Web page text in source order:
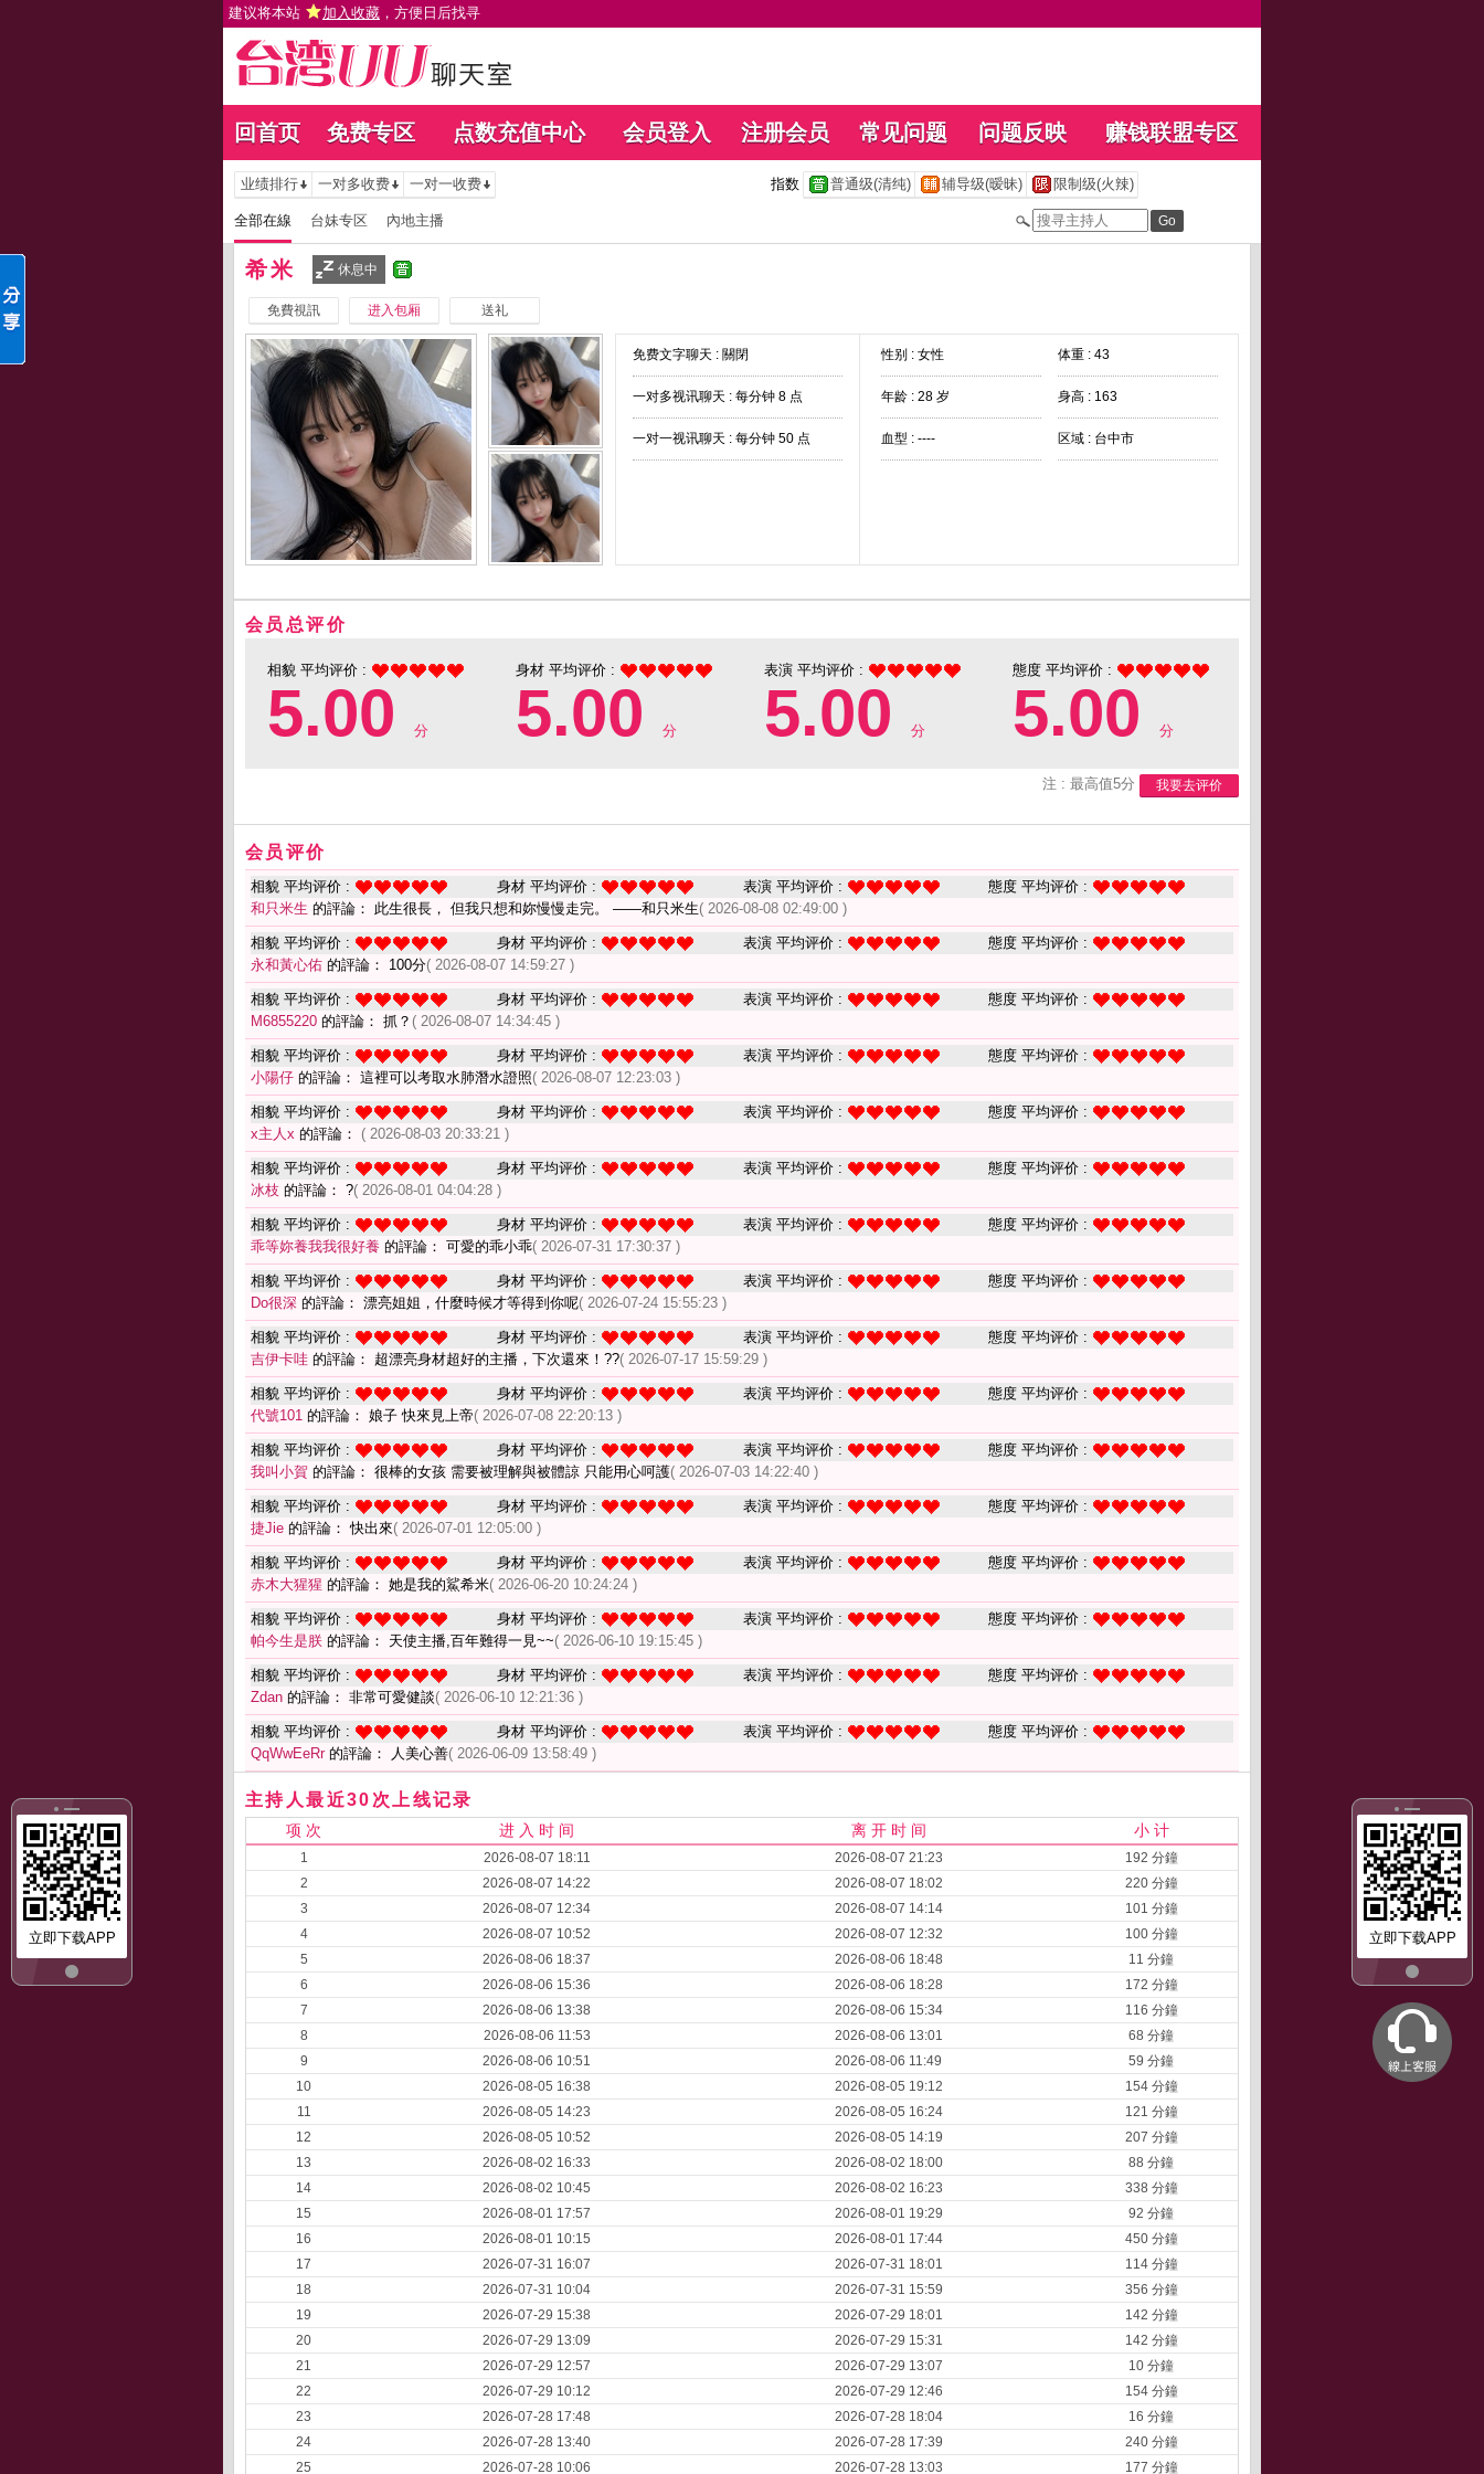
建议将本站 加入收藏 ，方便日后找寻
回首页 免费专区 点数充值中心 会员登入 注册会员 常见问题 问题反映 赚钱联盟专区
立即下载APP
立即下载APP
业绩排行 一对多收费 一对一收费 指数 普通级(清纯) 辅导级(暧昧) 限制级(火辣)
全部在線 台妹专区 內地主播
希米 休息中
免費視訊 进入包厢 送礼
免费文字聊天 : 關閉
一对多视讯聊天 : 每分钟 8 点
一对一视讯聊天 : 每分钟 50 点
性别 : 女性 体重 : 43
年龄 : 28 岁 身高 : 163
血型 : ---- 区域 : 台中市
会员总评价
相貌 平均评价 :
5.00 分
身材 平均评价 :
5.00 分
表演 平均评价 :
5.00 分
態度 平均评价 :
5.00 分
注 : 最高值5分 我要去评价
会员评价
相貌 平均评价 : 身材 平均评价 : 表演 平均评价 :
態度 平均评价 :
和只米生 的評論： 此生很長， 但我只想和妳慢慢走完。 ——和只米生( 2026-08-08 02:49:00 )
相貌 平均评价 : 身材 平均评价 : 表演 平均评价 :
態度 平均评价 :
永和黃心佑 的評論： 100分( 2026-08-07 14:59:27 )
相貌 平均评价 : 身材 平均评价 : 表演 平均评价 :
態度 平均评价 :
M6855220 的評論： 抓？ ( 2026-08-07 14:34:45 )
相貌 平均评价 : 身材 平均评价 : 表演 平均评价 :
態度 平均评价 :
小陽仔 的評論： 這裡可以考取水肺潛水證照( 2026-08-07 12:23:03 )
相貌 平均评价 : 身材 平均评价 : 表演 平均评价 :
態度 平均评价 :
x主人x 的評論： ( 2026-08-03 20:33:21 )
相貌 平均评价 : 身材 平均评价 : 表演 平均评价 :
態度 平均评价 :
冰枝 的評論： ?( 2026-08-01 04:04:28 )
相貌 平均评价 : 身材 平均评价 : 表演 平均评价 :
態度 平均评价 :
乖等妳養我我很好養 的評論： 可愛的乖小乖( 2026-07-31 17:30:37 )
相貌 平均评价 : 身材 平均评价 : 表演 平均评价 :
態度 平均评价 :
Do很深 的評論： 漂亮姐姐，什麼時候才等得到你呢( 2026-07-24 15:55:23 )
相貌 平均评价 : 身材 平均评价 : 表演 平均评价 :
態度 平均评价 :
吉伊卡哇 的評論： 超漂亮身材超好的主播，下次還來！??( 2026-07-17 15:59:29 )
相貌 平均评价 : 身材 平均评价 : 表演 平均评价 :
態度 平均评价 :
代號101 的評論： 娘子 快來見上帝( 2026-07-08 22:20:13 )
相貌 平均评价 : 身材 平均评价 : 表演 平均评价 :
態度 平均评价 :
我叫小賀 的評論： 很棒的女孩 需要被理解與被體諒 只能用心呵護( 2026-07-03 14:22:40 )
相貌 平均评价 : 身材 平均评价 : 表演 平均评价 :
態度 平均评价 :
捷Jie 的評論： 快出來( 2026-07-01 12:05:00 )
相貌 平均评价 : 身材 平均评价 : 表演 平均评价 :
態度 平均评价 :
赤木大猩猩 的評論： 她是我的鯊希米( 2026-06-20 10:24:24 )
相貌 平均评价 : 身材 平均评价 : 表演 平均评价 :
態度 平均评价 :
帕今生是朕 的評論： 天使主播,百年難得一見~~( 2026-06-10 19:15:45 )
相貌 平均评价 : 身材 平均评价 : 表演 平均评价 :
態度 平均评价 :
Zdan 的評論： 非常可愛健談( 2026-06-10 12:21:36 )
相貌 平均评价 : 身材 平均评价 : 表演 平均评价 :
態度 平均评价 :
QqWwEeRr的評論： 人美心善( 2026-06-09 13:58:49 )
主持人最近30次上线记录
项 次 进 入 时 间 离 开 时 间 小 计
1 2026-08-07 18:11 2026-08-07 21:23
192 分鐘
2
2026-08-07 14:22 2026-08-07 18:02
220 分鐘
3
2026-08-07 12:34 2026-08-07 14:14
101 分鐘
4
2026-08-07 10:52 2026-08-07 12:32
100 分鐘
5
2026-08-06 18:37 2026-08-06 18:48
11 分鐘
6
2026-08-06 15:36 2026-08-06 18:28
172 分鐘
7
2026-08-06 13:38 2026-08-06 15:34
116 分鐘
8
2026-08-06 11:53 2026-08-06 13:01
68 分鐘
9
2026-08-06 10:51 2026-08-06 11:49
59 分鐘
10
2026-08-05 16:38 2026-08-05 19:12
154 分鐘
11
2026-08-05 14:23 2026-08-05 16:24
121 分鐘
12
2026-08-05 10:52 2026-08-05 14:19
207 分鐘
13
2026-08-02 16:33 2026-08-02 18:00
88 分鐘
14
2026-08-02 10:45 2026-08-02 16:23
338 分鐘
15
2026-08-01 17:57 2026-08-01 19:29
92 分鐘
16
2026-08-01 10:15 2026-08-01 17:44
450 分鐘
17
2026-07-31 16:07 2026-07-31 18:01
114 分鐘
18
2026-07-31 10:04 2026-07-31 15:59
356 分鐘
19
2026-07-29 15:38 2026-07-29 18:01
142 分鐘
20
2026-07-29 13:09 2026-07-29 15:31
142 分鐘
21
2026-07-29 12:57 2026-07-29 13:07
10 分鐘
22
2026-07-29 10:12 2026-07-29 12:46
154 分鐘
23
2026-07-28 17:48 2026-07-28 18:04
16 分鐘
24
2026-07-28 13:40 2026-07-28 17:39
240 分鐘
25
2026-07-28 10:06 2026-07-28 13:03 177 分鐘